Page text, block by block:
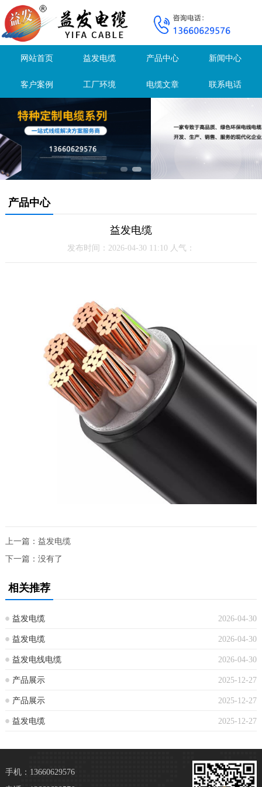
网站首页 益发电缆 产品中心 新闻中心
客户案例 工厂环境 电缆文章 联系电话
产品中心
益发电缆
发布时间：2026-04-30 11:10 人气：
上一篇： 益发电缆
下一篇：没有了
相关推荐
2026-04-30
益发电缆
2026-04-30
益发电缆
2026-04-30
益发电线电缆
2025-12-27
产品展示
2025-12-27
产品展示
2025-12-27
益发电缆
手机：13660629576